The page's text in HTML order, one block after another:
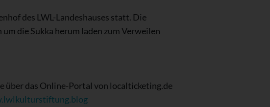
des LWL-Landeshauses statt. Die
die Sukka herum laden zum Verweilen
über das Online-Portal von localticketing.de